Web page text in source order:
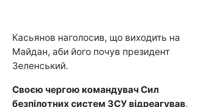
Касьянов наголосив, що виходить на
Майдан, аби його почув президент
Зеленський.
Своєю чергою командувач Сил
безпілотних систем ЗСУ відреагував,